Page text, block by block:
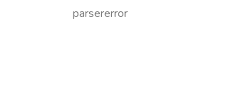
parsererror